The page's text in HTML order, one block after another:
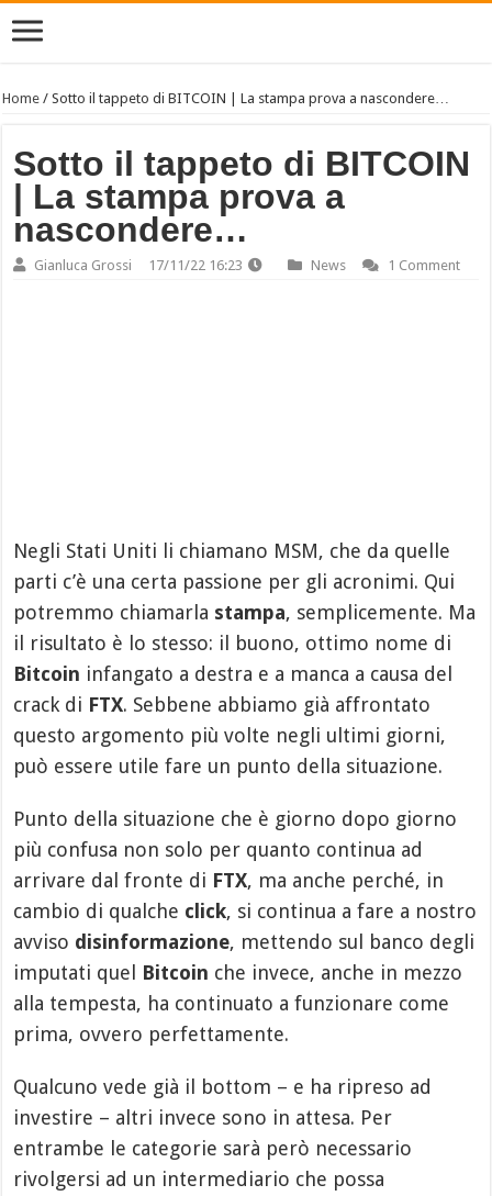
Home /Sotto il tappeto di BITCOIN | La stampa prova a nascondere…
Sotto il tappeto di BITCOIN
| La stampa prova a
nascondere…
Gianluca Grossi 17/11/22 16:23 News 1 Comment
Negli Stati Uniti li chiamano MSM, che da quelle
parti c’è una certa passione per gli acronimi. Qui
potremmo chiamarla stampa, semplicemente. Ma
il risultato è lo stesso: il buono, ottimo nome di
Bitcoin infangato a destra e a manca a causa del
crack di FTX. Sebbene abbiamo già affrontato
questo argomento più volte negli ultimi giorni,
può essere utile fare un punto della situazione.
Punto della situazione che è giorno dopo giorno
più confusa non solo per quanto continua ad
arrivare dal fronte di FTX, ma anche perché, in
cambio di qualche click, si continua a fare a nostro
avviso disinformazione, mettendo sul banco degli
imputati quel Bitcoin che invece, anche in mezzo
alla tempesta, ha continuato a funzionare come
prima, ovvero perfettamente.
Qualcuno vede già il bottom – e ha ripreso ad
investire – altri invece sono in attesa. Per
entrambe le categorie sarà però necessario
rivolgersi ad un intermediario che possa